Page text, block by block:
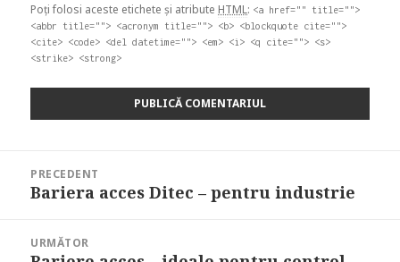
Poți folosi aceste etichete și atribute HTML: <a href="" title="">
<abbr title=""> <acronym title=""> <b> <blockquote cite="">
<cite> <code> <del datetime=""> <em> <i> <q cite=""> <s>
<strike> <strong>
PRECEDENT
Articolul
Bariera acces Ditec – pentru industrie
URMĂTOR